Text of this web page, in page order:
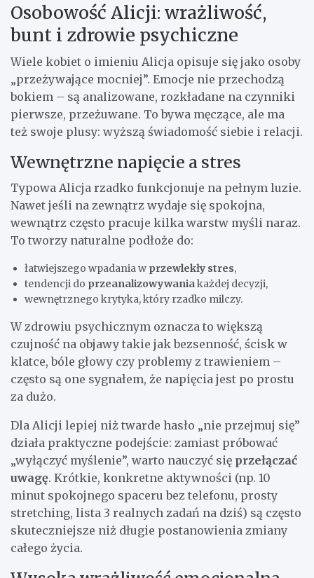
Osobowość Alicji: wrażliwość,
bunt i zdrowie psychiczne
Wiele kobiet o imieniu Alicja opisuje się jako osoby
„przeżywające mocniej”. Emocje nie przechodzą
bokiem – są analizowane, rozkładane na czynniki
pierwsze, przeżuwane. To bywa męczące, ale ma
też swoje plusy: wyższą świadomość siebie i relacji.
Wewnętrzne napięcie a stres
Typowa Alicja rzadko funkcjonuje na pełnym luzie.
Nawet jeśli na zewnątrz wydaje się spokojna,
wewnątrz często pracuje kilka warstw myśli naraz.
To tworzy naturalne podłoże do:
łatwiejszego wpadania w przewlekły stres,
tendencji do przeanalizowywaniakażdej decyzji,
wewnętrznego krytyka, który rzadko milczy.
W zdrowiu psychicznym oznacza to większą
czujność na objawy takie jak bezsenność, ścisk w
klatce, bóle głowy czy problemy z trawieniem –
często są one sygnałem, że napięcia jest po prostu
za dużo.
Dla Alicji lepiej niż twarde hasło „nie przejmuj się”
działa praktyczne podejście: zamiast próbować
„wyłączyć myślenie”, warto nauczyć się przełączać
uwagę. Krótkie, konkretne aktywności (np. 10
minut spokojnego spaceru bez telefonu, prosty
stretching, lista 3 realnych zadań na dziś) są często
skuteczniejsze niż długie postanowienia zmiany
całego życia.